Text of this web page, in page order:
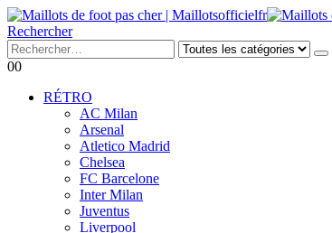
Rechercher
00
RÉTRO
AC Milan
Arsenal
Atletico Madrid
Chelsea
FC Barcelone
Inter Milan
Juventus
Liverpool